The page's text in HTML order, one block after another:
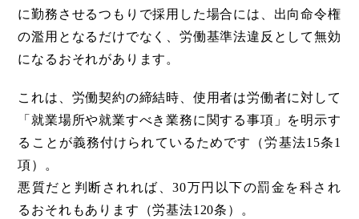
に勤務させるつもりで採用した場合には、出向命令権
の濫用となるだけでなく、労働基準法違反として無効
になるおそれがあります。
これは、労働契約の締結時、使用者は労働者に対して
「就業場所や就業すべき業務に関する事項」を明示す
ることが義務付けられているためです（労基法15条1
項）。
悪質だと判断されれば、30万円以下の罰金を科され
るおそれもあります（労基法120条）。